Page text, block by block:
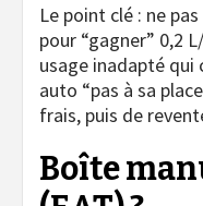
Le point clé : ne
pour “gagner” 0,2
usage inadapté qui
auto “pas à sa
frais, puis de
Boîte